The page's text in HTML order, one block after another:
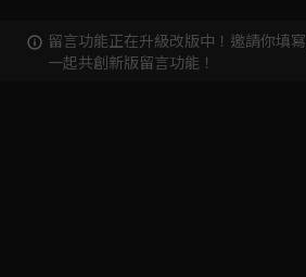
留言功能正在升級改版中！邀請你填寫
一起共創新版留言功能！